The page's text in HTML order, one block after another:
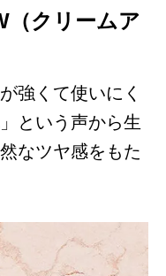
（クリームア
強くて使いにく
という声から生
なツヤ感をもた